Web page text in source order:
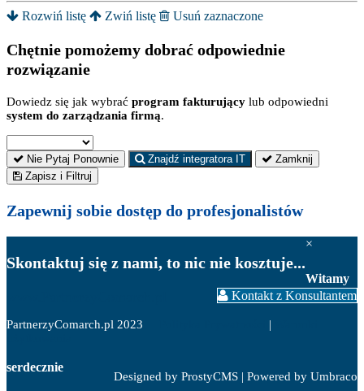
Rozwiń listę Zwiń listę Usuń zaznaczone
Chętnie pomożemy dobrać odpowiednie
rozwiązanie
Dowiedz się jak wybrać program fakturujący lub odpowiedni
system do zarządzania firmą.
Nie Pytaj Ponownie Znajdź integratora IT
Zamknij
Zapisz i Filtruj
Zapewnij sobie dostęp do profesjonalistów
Skontaktuj się z nami, to nic nie kosztuje...
Kontakt z Konsultantem
PartnerzyComarch.pl 2023 |
Designed by ProstyCMS | Powered by Umbraco
×
Witamy
serdecznie